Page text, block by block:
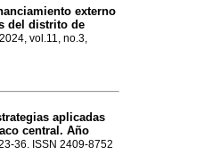
externo
del distrito de
vol.11, no.3,
aplicadas
central. Año
36. ISSN 2409-8752